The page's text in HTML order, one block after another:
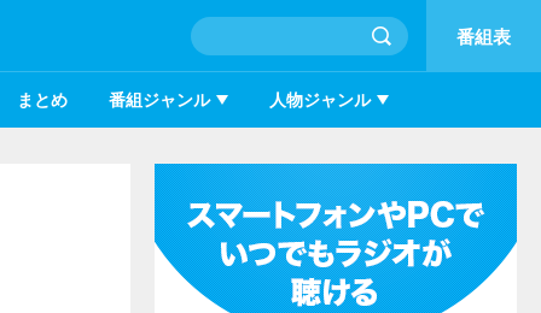
番組表
まとめ 番組ジャンル 人物ジャンル